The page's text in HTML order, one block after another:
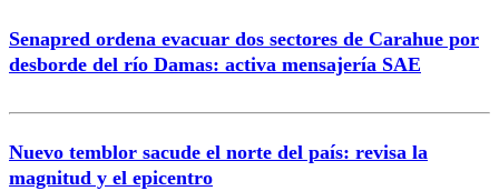
Senapred ordena evacuar dos sectores de Carahue por
desborde del río Damas: activa mensajería SAE
Nuevo temblor sacude el norte del país: revisa la
magnitud y el epicentro